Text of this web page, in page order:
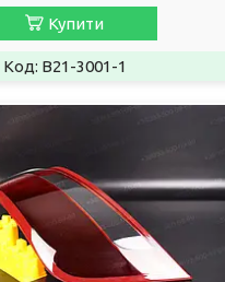
Купити
B21-3001-1